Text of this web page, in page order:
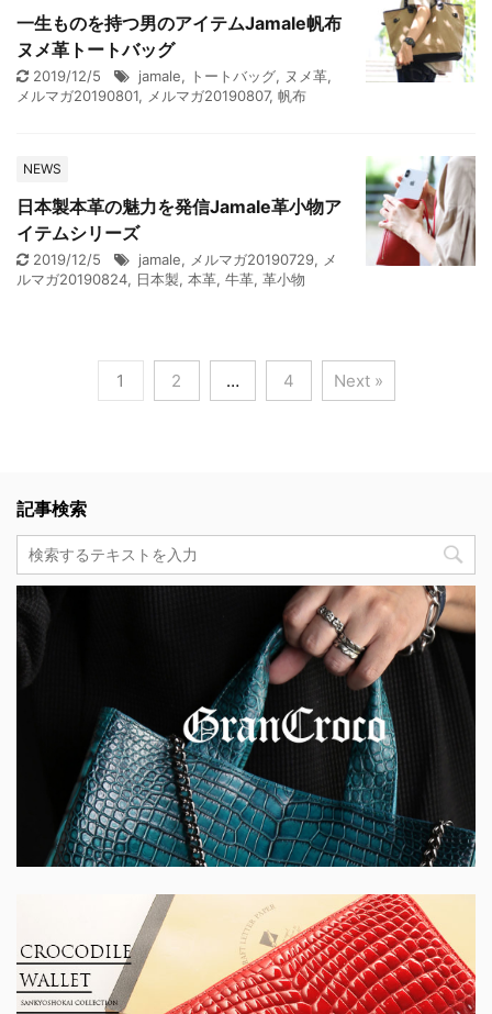
一生ものを持つ男のアイテムJamale帆布
ヌメ革トートバッグ
2019/12/5 jamale, トートバッグ, ヌメ革,
メルマガ20190801, メルマガ20190807, 帆布
NEWS
日本製本革の魅力を発信Jamale革小物ア
イテムシリーズ
2019/12/5 jamale, メルマガ20190729, メ
ルマガ20190824, 日本製, 本革, 牛革, 革小物
1 2 … 4 Next »
記事検索